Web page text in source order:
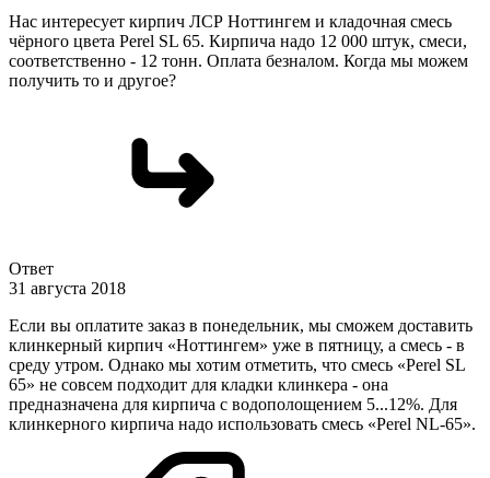
Нас интересует кирпич ЛСР Ноттингем и кладочная смесь
чёрного цвета Perel SL 65. Кирпича надо 12 000 штук, смеси,
соответственно - 12 тонн. Оплата безналом. Когда мы можем
получить то и другое?
Ответ
31 августа 2018
Если вы оплатите заказ в понедельник, мы сможем доставить
клинкерный кирпич «Ноттингем» уже в пятницу, а смесь - в
среду утром. Однако мы хотим отметить, что смесь «Perel SL
65» не совсем подходит для кладки клинкера - она
предназначена для кирпича с водополощением 5...12%. Для
клинкерного кирпича надо использовать смесь «Perel NL-65».